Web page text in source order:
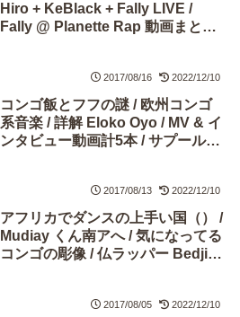
Hiro + KeBlack + Fally LIVE /
Fally @ Planette Rap 動画まとめ
2017/08/16 2022/12/10
コンゴ飯とフフの謎 / 欧州コンゴ
系音楽 / 詳解 Eloko Oyo / MV & イ
ンタビュー動画計5本 / サプールが
2017/08/13 2022/12/10
アフリカでダンスの上手い国（） /
Mudiay くん南アへ / 気になってる
コンゴの彫像 / 仏ラッパー Bedjik /
2017/08/05 2022/12/10